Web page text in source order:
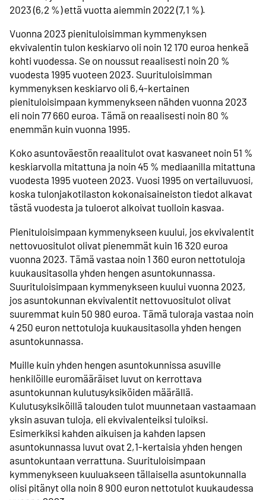
2023 (6,2 %) että vuotta aiemmin 2022 (7,1 %).
Vuonna 2023 pienituloisimman kymmenyksen
ekvivalentin tulon keskiarvo oli noin 12 170 euroa henkeä
kohti vuodessa. Se on noussut reaalisesti noin 20 %
vuodesta 1995 vuoteen 2023. Suurituloisimman
kymmenyksen keskiarvo oli 6,4-kertainen
pienituloisimpaan kymmenykseen nähden vuonna 2023
eli noin 77 660 euroa. Tämä on reaalisesti noin 80 %
enemmän kuin vuonna 1995.
Koko asuntoväestön reaalitulot ovat kasvaneet noin 51 %
keskiarvolla mitattuna ja noin 45 % mediaanilla mitattuna
vuodesta 1995 vuoteen 2023. Vuosi 1995 on vertailuvuosi,
koska tulonjakotilaston kokonaisaineiston tiedot alkavat
tästä vuodesta ja tuloerot alkoivat tuolloin kasvaa.
Pienituloisimpaan kymmenykseen kuului, jos ekvivalentit
nettovuositulot olivat pienemmät kuin 16 320 euroa
vuonna 2023. Tämä vastaa noin 1 360 euron nettotuloja
kuukausitasolla yhden hengen asuntokunnassa.
Suurituloisimpaan kymmenykseen kuului vuonna 2023,
jos asuntokunnan ekvivalentit nettovuositulot olivat
suuremmat kuin 50 980 euroa. Tämä tuloraja vastaa noin
4 250 euron nettotuloja kuukausitasolla yhden hengen
asuntokunnassa.
Muille kuin yhden hengen asuntokunnissa asuville
henkilöille euromääräiset luvut on kerrottava
asuntokunnan kulutusyksiköiden määrällä.
Kulutusyksiköillä talouden tulot muunnetaan vastaamaan
yksin asuvan tuloja, eli ekvivalenteiksi tuloiksi.
Esimerkiksi kahden aikuisen ja kahden lapsen
asuntokunnassa luvut ovat 2,1-kertaisia yhden hengen
asuntokuntaan verrattuna. Suurituloisimpaan
kymmenykseen kuuluakseen tällaisella asuntokunnalla
olisi pitänyt olla noin 8 900 euron nettotulot kuukaudessa